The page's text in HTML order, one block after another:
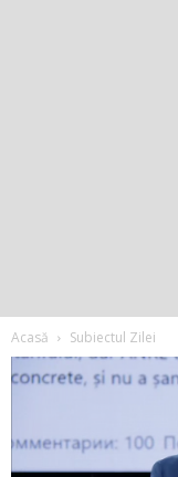
Acasă Subiectul Zilei